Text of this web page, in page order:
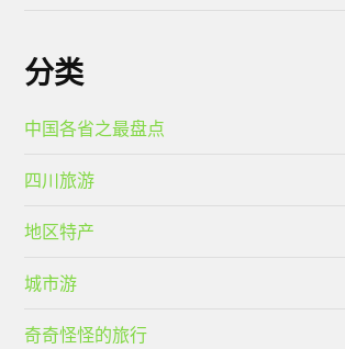
分类
中国各省之最盘点
四川旅游
地区特产
城市游
奇奇怪怪的旅行